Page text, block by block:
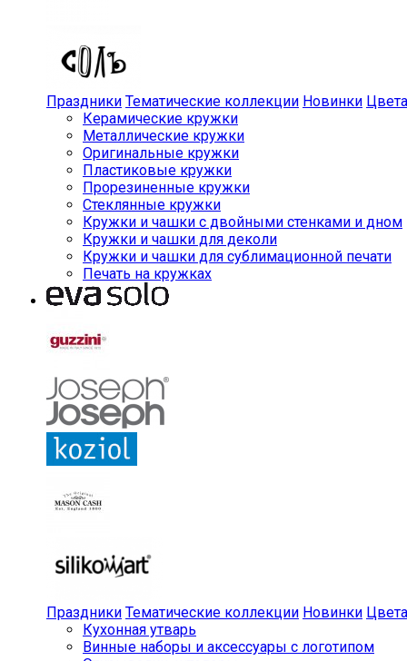
Праздники Тематические коллекции Новинки Цвета
Керамические кружки
Металлические кружки
Оригинальные кружки
Пластиковые кружки
Прорезиненные кружки
Стеклянные кружки
Кружки и чашки с двойными стенками и дном
Кружки и чашки для деколи
Кружки и чашки для сублимационной печати
Печать на кружках
Праздники Тематические коллекции Новинки Цвета
Кухонная утварь
Винные наборы и аксессуары с логотипом